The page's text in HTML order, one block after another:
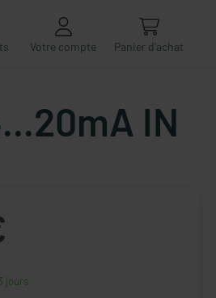
Votre compte Panier d'achat
IN
jours